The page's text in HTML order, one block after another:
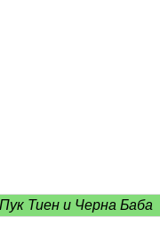
Тиен и Черна Баба